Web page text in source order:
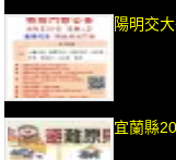
陽明交
宜蘭縣